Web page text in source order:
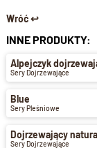
Wróć ↩
INNE PRODUKTY:
Alpejczyk
Sery Dojrzewające
Blue
Sery Pleśniowe
Dojrzewający
Sery Dojrzewające